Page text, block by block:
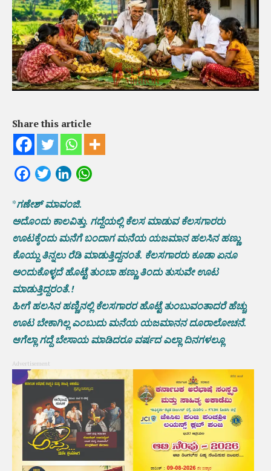
Share this article
FacebookTwitterLinkedIn
*ಗಣೇಶ್ ಮಾವಂಜಿ.
ಅದೊಂದು ಕಾಲವಿತ್ತು. ಗದ್ದೆಯಲ್ಲಿ ಕೆಲಸ ಮಾಡುವ ಕೆಲಸಗಾರರು
ಊಟಕ್ಕೆಂದು ಮನೆಗೆ ಬಂದಾಗ ಮನೆಯ ಯಜಮಾನ ಹಲಸಿನ ಹಣ್ಣು
ಕೊಯ್ದು ತಿನ್ನಲು ರೆಡಿ ಮಾಡುತ್ತಿದ್ದನಂತೆ. ಕೆಲಸಗಾರರು ಕೂಡಾ ಏನೂ
ಅಂದುಕೊಳ್ಳದೆ ಹೊಟ್ಟೆ ತುಂಬಾ ಹಣ್ಣು ತಿಂದು ತುಸುವೇ ಊಟ
ಮಾಡುತ್ತಿದ್ದರಂತೆ.!
ಹೀಗೆ ಹಲಸಿನ ಹಣ್ಣಿನಲ್ಲಿ ಕೆಲಸಗಾರರ ಹೊಟ್ಟೆ ತುಂಬುವಂತಾದರೆ ಹೆಚ್ಚು
ಊಟ ಬೇಕಾಗಿಲ್ಲ ಎಂಬುದು ಮನೆಯ ಯಜಮಾನನ ದೂರಾಲೋಚನೆ.
ಆಗೆಲ್ಲಾ ಗದ್ದೆ ಬೇಸಾಯ ಮಾಡಿದರೂ ವರ್ಷದ ಎಲ್ಲಾ ದಿನಗಳಲ್ಲೂ
Advertisement